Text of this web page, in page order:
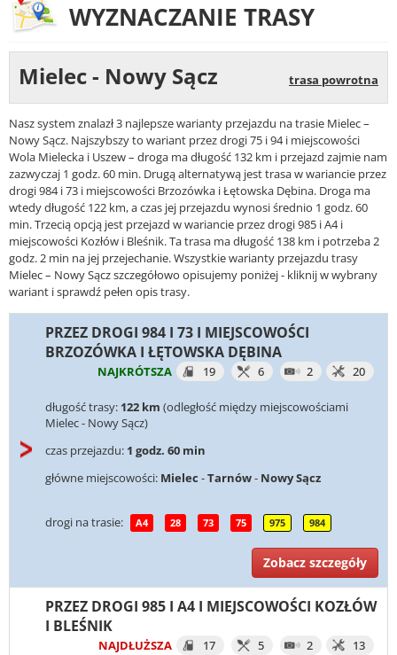
WYZNACZANIE TRASY
Mielec - Nowy Sącz trasa powrotna
Nasz system znalazł 3 najlepsze warianty przejazdu na trasie Mielec –
Nowy Sącz. Najszybszy to wariant przez drogi 75 i 94 i miejscowości
Wola Mielecka i Uszew – droga ma długość 132 km i przejazd zajmie nam
zazwyczaj 1 godz. 60 min. Drugą alternatywą jest trasa w wariancie przez
drogi 984 i 73 i miejscowości Brzozówka i Łętowska Dębina. Droga ma
wtedy długość 122 km, a czas jej przejazdu wynosi średnio 1 godz. 60
min. Trzecią opcją jest przejazd w wariancie przez drogi 985 i A4 i
miejscowości Kozłów i Bleśnik. Ta trasa ma długość 138 km i potrzeba 2
godz. 2 min na jej przejechanie. Wszystkie warianty przejazdu trasy
Mielec – Nowy Sącz szczegółowo opisujemy poniżej - kliknij w wybrany
wariant i sprawdź pełen opis trasy.
PRZEZ DROGI 984 I 73 I MIEJSCOWOŚCI
BRZOZÓWKA I ŁĘTOWSKA DĘBINA
NAJKRÓTSZA 19 6 2 20
długość trasy: 122 km (odległość między miejscowościami
Mielec - Nowy Sącz)
czas przejazdu: 1 godz. 60 min
główne miejscowości: Mielec -Tarnów- Nowy Sącz
drogi na trasie: A4 28 73 75 975 984
Zobacz szczegóły
PRZEZ DROGI 985 I A4 I MIEJSCOWOŚCI KOZŁÓW
I BLEŚNIK
NAJDŁUŻSZA 17 5 2 13